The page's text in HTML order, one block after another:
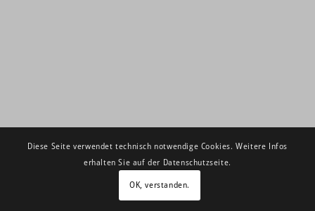
Diese Seite verwendet technisch notwendige Cookies. Weitere Infos
erhalten Sie auf der Datenschutzseite.
OK, verstanden.